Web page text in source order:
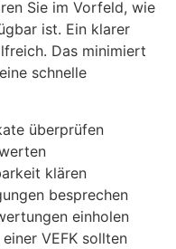
Sie im Vorfeld, wie
ist. Ein klarer
Das minimiert
schnelle
überprüfen
klären
besprechen
einholen
VEFK sollten